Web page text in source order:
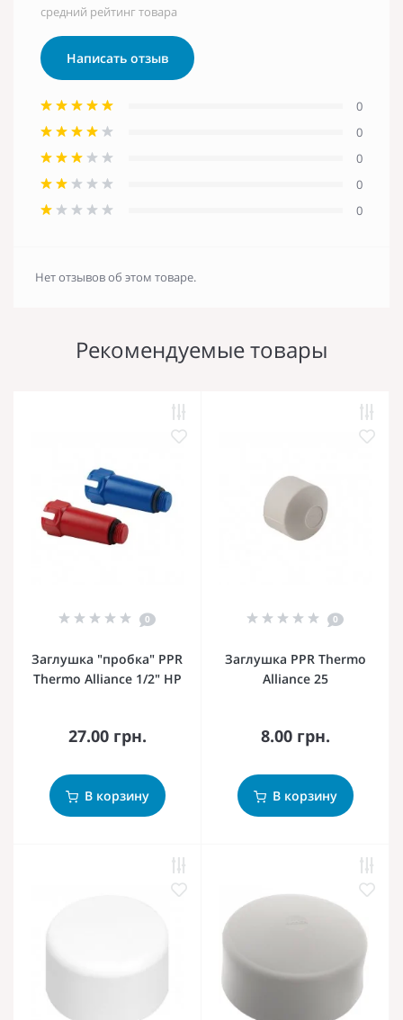
средний рейтинг товара
Написать отзыв
0
0
0
0
0
Нет отзывов об этом товаре.
Рекомендуемые товары
0
Заглушка "пробка" PPR
Thermo Alliance 1/2" НР
27.00 грн.
В корзину
0
Заглушка PPR Thermo
Alliance 25
8.00 грн.
В корзину